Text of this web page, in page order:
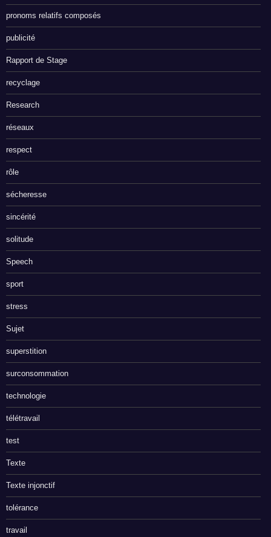
pronoms relatifs composés
publicité
Rapport de Stage
recyclage
Research
réseaux
respect
rôle
sécheresse
sincérité
solitude
Speech
sport
stress
Sujet
superstition
surconsommation
technologie
télétravail
test
Texte
Texte injonctif
tolérance
travail